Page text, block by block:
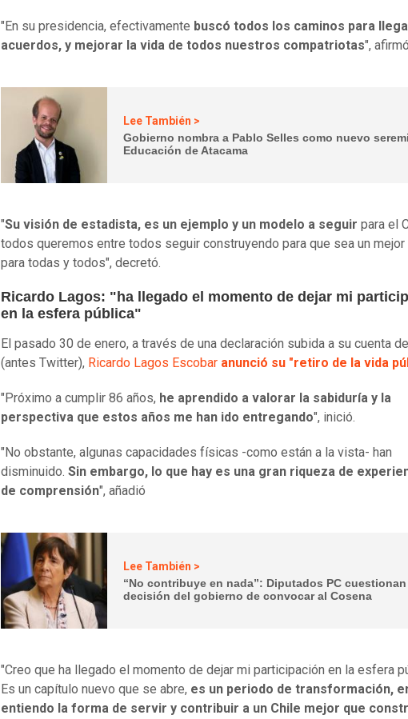
"En su presidencia, efectivamente buscó todos los caminos para
acuerdos, y mejorar la vida de todos nuestros compatriotas",
Lee También >
Gobierno nombra a Pablo Selles como nuevo
Educación de Atacama
"Su visión de estadista, es un ejemplo y un modelo a seguir para el
todos queremos entre todos seguir construyendo para que sea un
para todas y todos", decretó.
Ricardo Lagos: "ha llegado el momento de dejar mi
en la esfera pública"
El pasado 30 de enero, a través de una declaración subida a su cuenta
(antes Twitter), Ricardo Lagos Escobar anunció su "retiro de la vida
"Próximo a cumplir 86 años, he aprendido a valorar la sabiduría y la
perspectiva que estos años me han ido entregando", inició.
"No obstante, algunas capacidades físicas -como están a la vista- han
disminuido. Sin embargo, lo que hay es una gran riqueza de
de comprensión", añadió
Lee También >
“No contribuye en nada”: Diputados PC cuestionan
decisión del gobierno de convocar al Cosena
"Creo que ha llegado el momento de dejar mi participación en la esfera
Es un capítulo nuevo que se abre, es un periodo de transformación,
entiendo la forma de servir y contribuir a un Chile mejor que